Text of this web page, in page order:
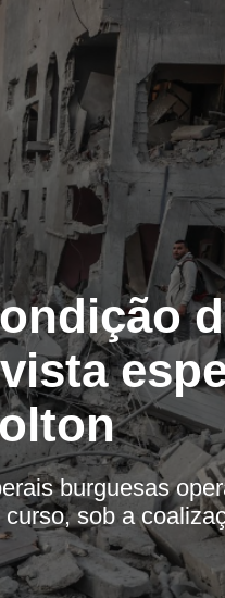
burguesas
sob a